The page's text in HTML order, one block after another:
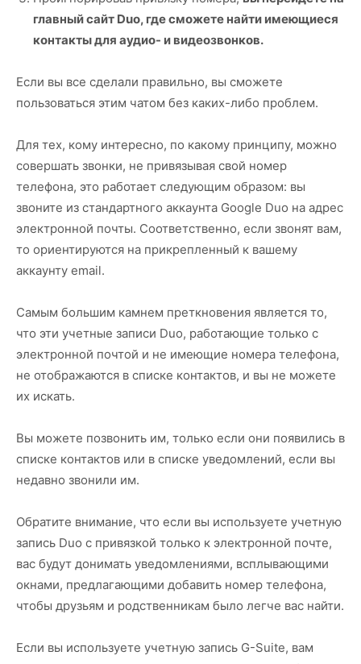
главный сайт Duo, где сможете найти имеющиеся
контакты для аудио- и видеозвонков.
Если вы все сделали правильно, вы сможете
пользоваться этим чатом без каких-либо проблем.
Для тех, кому интересно, по какому принципу, можно
совершать звонки, не привязывая свой номер
телефона, это работает следующим образом: вы
звоните из стандартного аккаунта Google Duo на адрес
электронной почты. Соответственно, если звонят вам,
то ориентируются на прикрепленный к вашему
аккаунту email.
Самым большим камнем преткновения является то,
что эти учетные записи Duo, работающие только с
электронной почтой и не имеющие номера телефона,
не отображаются в списке контактов, и вы не можете
их искать.
Вы можете позвонить им, только если они появились в
списке контактов или в списке уведомлений, если вы
недавно звонили им.
Обратите внимание, что если вы используете учетную
запись Duo с привязкой только к электронной почте,
вас будут донимать уведомлениями, всплывающими
окнами, предлагающими добавить номер телефона,
чтобы друзьям и родственникам было легче вас найти.
Если вы используете учетную запись G-Suite, вам